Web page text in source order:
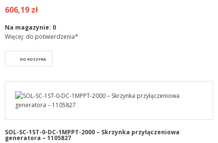
606,19 zł
Na magazynie: 0
Więcej: do potwierdzenia*
DO KOSZYKA
SOL-SC-1ST-0-DC-1MPPT-2000 – Skrzynka przyłączeniowa
generatora – 1105827